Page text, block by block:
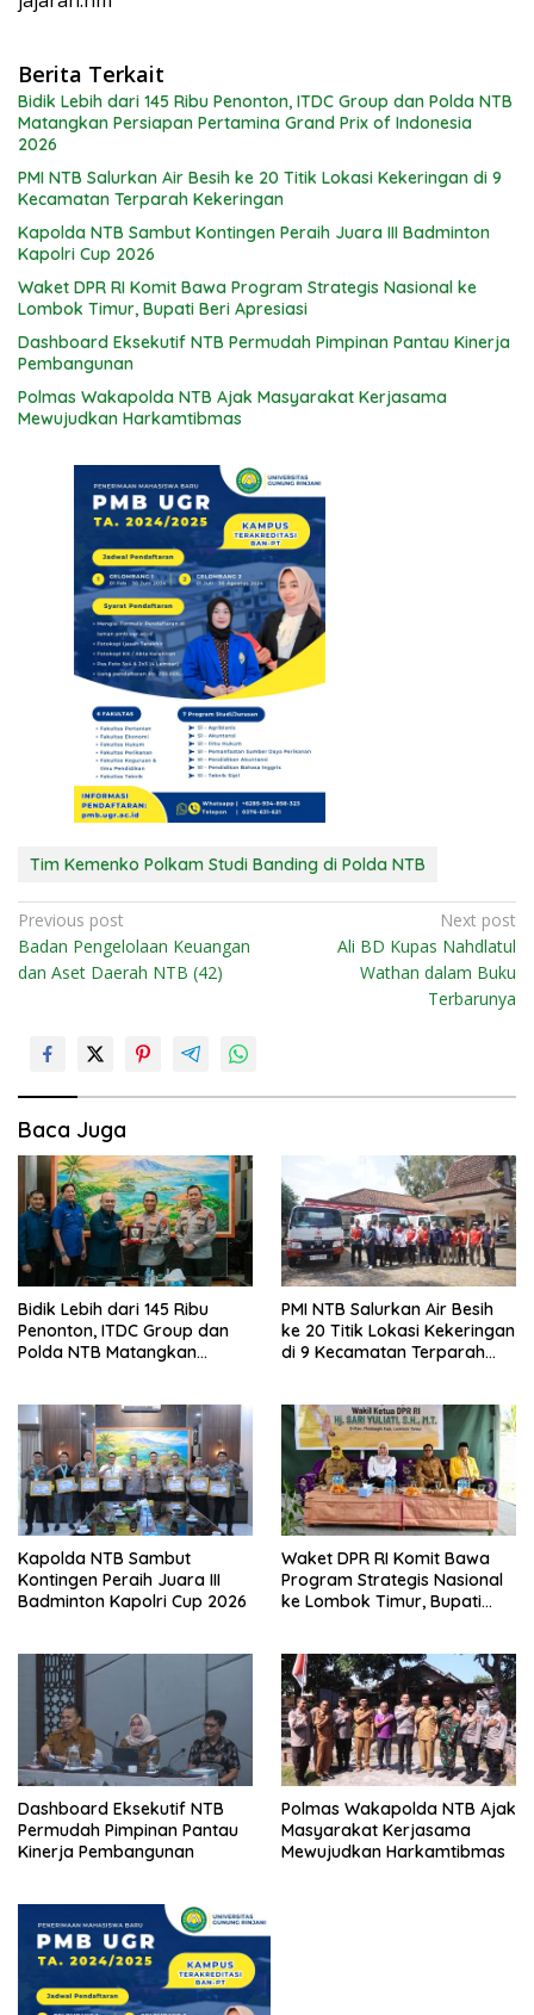
Berita Terkait
Bidik Lebih dari 145 Ribu Penonton, ITDC Group dan Polda NTB
Matangkan Persiapan Pertamina Grand Prix of Indonesia
2026
PMI NTB Salurkan Air Besih ke 20 Titik Lokasi Kekeringan di 9
Kecamatan Terparah Kekeringan
Kapolda NTB Sambut Kontingen Peraih Juara III Badminton
Kapolri Cup 2026
Waket DPR RI Komit Bawa Program Strategis Nasional ke
Lombok Timur, Bupati Beri Apresiasi
Dashboard Eksekutif NTB Permudah Pimpinan Pantau Kinerja
Pembangunan
Polmas Wakapolda NTB Ajak Masyarakat Kerjasama
Mewujudkan Harkamtibmas
Tim Kemenko Polkam Studi Banding di Polda NTB
N
a
a
s
i
p
o
s
Previous post
Badan Pengelolaan Keuangan
dan Aset Daerah NTB (42)
Next post
Ali BD Kupas Nahdlatul
Wathan dalam Buku
Terbarunya
Baca Juga
Bidik Lebih dari 145 Ribu
Penonton, ITDC Group dan
Polda NTB Matangkan
PMI NTB Salurkan Air Besih
ke 20 Titik Lokasi Kekeringan
di 9 Kecamatan Terparah
Kapolda NTB Sambut
Kontingen Peraih Juara III
Badminton Kapolri Cup 2026
Waket DPR RI Komit Bawa
Program Strategis Nasional
ke Lombok Timur, Bupati
Dashboard Eksekutif NTB
Permudah Pimpinan Pantau
Kinerja Pembangunan
Polmas Wakapolda NTB Ajak
Masyarakat Kerjasama
Mewujudkan Harkamtibmas